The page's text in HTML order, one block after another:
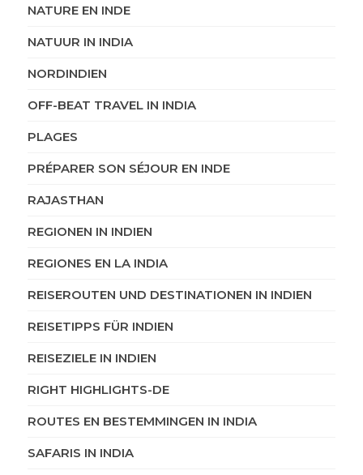
NATURE EN INDE
NATUUR IN INDIA
NORDINDIEN
OFF-BEAT TRAVEL IN INDIA
PLAGES
PRÉPARER SON SÉJOUR EN INDE
RAJASTHAN
REGIONEN IN INDIEN
REGIONES EN LA INDIA
REISEROUTEN UND DESTINATIONEN IN INDIEN
REISETIPPS FÜR INDIEN
REISEZIELE IN INDIEN
RIGHT HIGHLIGHTS-DE
ROUTES EN BESTEMMINGEN IN INDIA
SAFARIS IN INDIA